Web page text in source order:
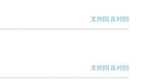
支持[0] 反对[0]
支持[0] 反对[0]